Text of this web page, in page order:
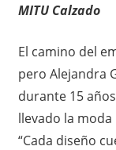
MITU Calzado
El camino del
pero Alejandra
durante 15
llevado la
“Cada diseño